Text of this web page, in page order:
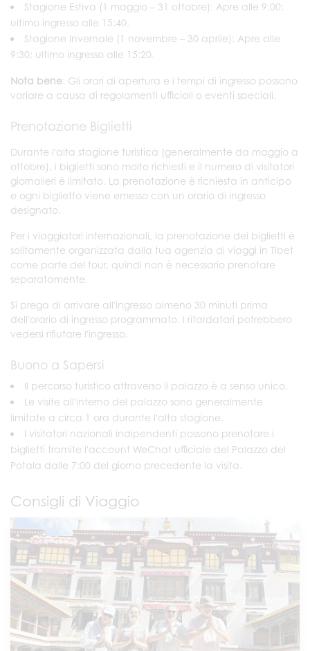
Stagione Estiva (1 maggio – 31 ottobre): Apre alle 9:00;
ultimo ingresso alle 15:40.
Stagione Invernale (1 novembre – 30 aprile): Apre alle
9:30; ultimo ingresso alle 15:20.
Nota bene: Gli orari di apertura e i tempi di ingresso possono
variare a causa di regolamenti ufficiali o eventi speciali.
Prenotazione Biglietti
Durante l'alta stagione turistica (generalmente da maggio a
ottobre), i biglietti sono molto richiesti e il numero di visitatori
giornalieri è limitato. La prenotazione è richiesta in anticipo
e ogni biglietto viene emesso con un orario di ingresso
designato.
Per i viaggiatori internazionali, la prenotazione dei biglietti è
solitamente organizzata dalla tua agenzia di viaggi in Tibet
come parte del tour, quindi non è necessario prenotare
separatamente.
Si prega di arrivare all'ingresso almeno 30 minuti prima
dell'orario di ingresso programmato. I ritardatari potrebbero
vedersi rifiutare l'ingresso.
Buono a Sapersi
Il percorso turistico attraverso il palazzo è a senso unico.
Le visite all'interno del palazzo sono generalmente
limitate a circa 1 ora durante l'alta stagione.
I visitatori nazionali indipendenti possono prenotare i
biglietti tramite l'account WeChat ufficiale del Palazzo del
Potala dalle 7:00 del giorno precedente la visita.
Consigli di Viaggio